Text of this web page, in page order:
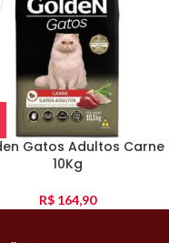
Gatos Adultos Carne
10Kg
R$164,90